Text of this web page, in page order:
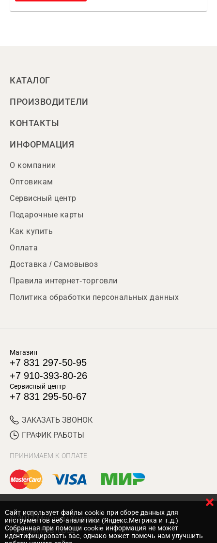
КАТАЛОГ
ПРОИЗВОДИТЕЛИ
КОНТАКТЫ
ИНФОРМАЦИЯ
О компании
Оптовикам
Сервисный центр
Подарочные карты
Как купить
Оплата
Доставка / Самовывоз
Правила интернет-торговли
Политика обработки персональных данных
Магазин
+7 831 297-50-95
+7 910-393-80-26
Сервисный центр
+7 831 295-50-67
ЗАКАЗАТЬ ЗВОНОК
ГРАФИК РАБОТЫ
ПРИНИМАЕМ К ОПЛАТЕ
© 2017 Магазин Хозяин
Нижний Новгород
Cайт использует файлы cookie при сборе данных для
инструментов веб-аналитики (Яндекс.Метрика и т.д.)
Собранная при помощи cookie информация не может
идентифицировать вас, однако может помочь нам улучшить